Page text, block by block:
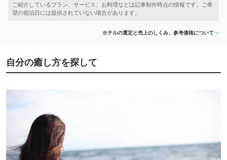
ホテルの選定と売上のしくみ、参考価格について
自分の癒し方を探して